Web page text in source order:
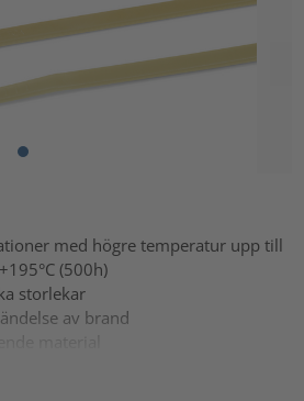
med högre temperatur upp till
(500h)
storlekar
av brand
material